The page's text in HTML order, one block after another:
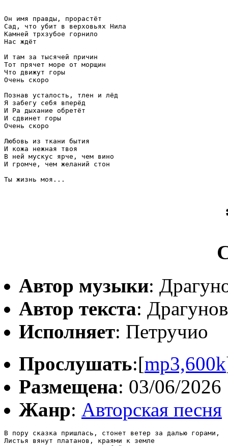
Он имя правды, прорастёт
Сад, что убит в верховьях Нила
Камней трхзубое горнило
Нас ждёт
И там за тысячей причин
Тот прячет море от морщин
Что движут горы
Очень скоро
Познав усталость, тлен и лёд
Я забегу себя вперёд
И Ра дыхание обретёт
И сдвинет горы
Очень скоро
Любовь из ткани бытия
И кожа нежная твоя
В ней мускус ярче, чем вино
И громче, чем желаний стон
Ты жизнь моя...
Автор музыки:
Автор текста:
Исполняет: Петручио
Прослушать:[mp3,600k
Размещена: 03/06/2026
Жанр: Авторская песня
В пору сказка пришлась, стонет ветер за далью горами,
Листья вянут платанов, краями к земле